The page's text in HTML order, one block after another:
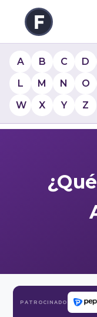
A B C D
L
M N O
W
X Y Z
PATROCINADO